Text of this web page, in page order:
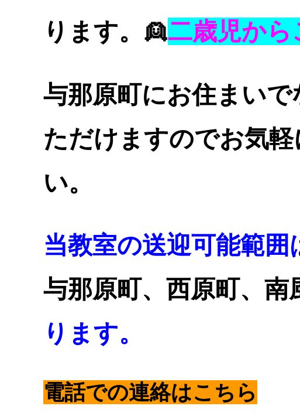
ります。👱二歳児から
与那原町にお住まい
ただけますのでお気
い。
当教室の送迎可能範囲
与那原町、西原町、南
ります。
電話での連絡はこちら